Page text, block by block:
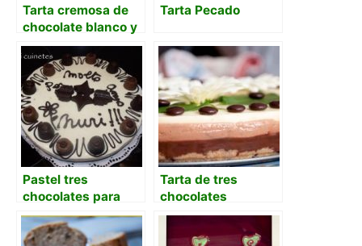
Tarta cremosa de
chocolate blanco y
queso
Tarta Pecado
Pastel tres
chocolates para
cumpleaños
Tarta de tres
chocolates
premiada con base
de galletas María